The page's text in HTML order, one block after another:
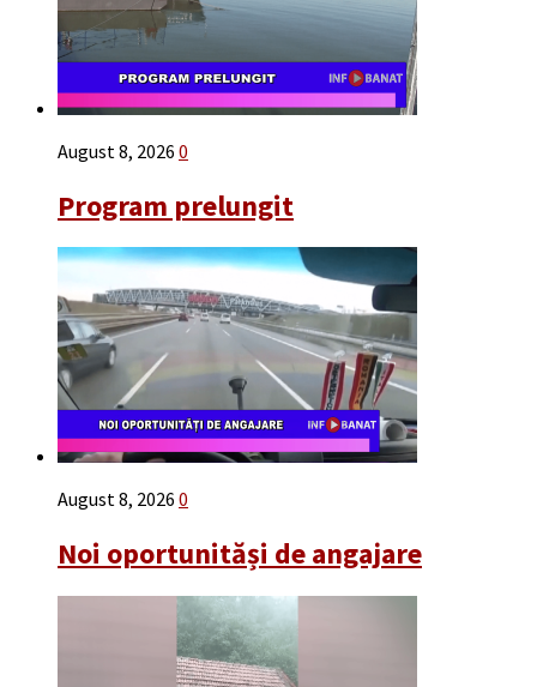
August 8, 2026 0
Program prelungit
August 8, 2026 0
Noi oportunităși de angajare